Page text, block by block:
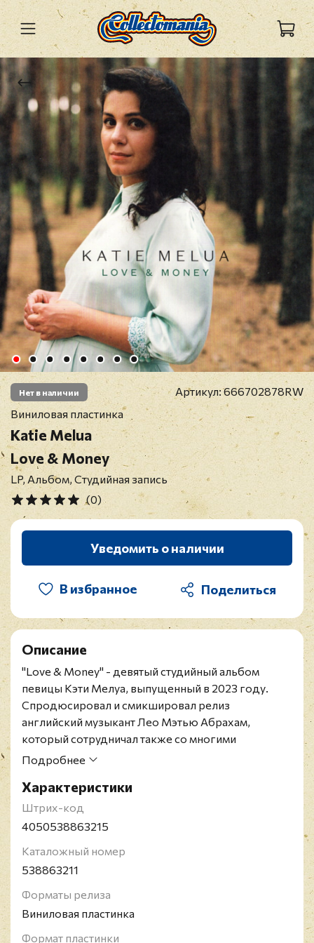
Нет в наличии Артикул:666702878RW
Виниловая пластинка
Katie Melua
Love & Money
LP, Альбом, Студийная запись
(0)
Уведомить о наличии
В избранное
Описание
"Love & Money" - девятый студийный альбом
певицы Кэти Мелуа, выпущенный в 2023 году.
Спродюсировал и смикшировал релиз
английский музыкант Лео Мэтью Абрахам,
который сотрудничал также со многими
профессиональными музыкантами, включая
Карла Барата, Регину Спектор, Джона Хопкинса и
Пола Саймона. Пластинка заняла седьмое место в
Швейцарском чарте.
Кэти Мелуа - британская и грузинская певица. В
2006 записи Мелуа заняли первое место по
продажам в категории артистов-женщин в
Великобритании и Европе. В июле 2013 Мелуа
Подробнее
Характеристики
Штрих-код
4050538863215
Каталожный номер
538863211
Форматы релиза
Виниловая пластинка
Формат пластинки